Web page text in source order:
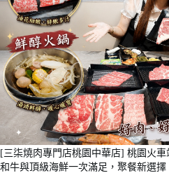
[三柒燒肉專門店桃園中華店] 桃園火
和牛與頂級海鮮一次滿足，聚餐新選擇